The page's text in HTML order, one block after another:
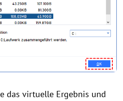
das virtuelle Ergebnis und